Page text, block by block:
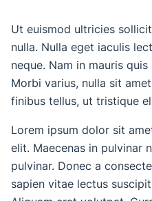
Ut euismod ultricies
nulla. Nulla eget iaculis
neque. Nam in mauris
Morbi varius, nulla sit
finibus tellus, ut tristique
Lorem ipsum dolor sit
elit. Maecenas in pulvinar
pulvinar. Donec a
sapien vitae lectus